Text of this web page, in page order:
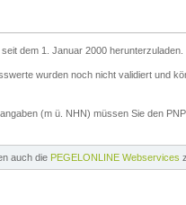
dem 1. Januar 2000 herunterzuladen.
wurden noch nicht validiert und
(m ü. NHN) müssen Sie den
auch die PEGELONLINE Webservices